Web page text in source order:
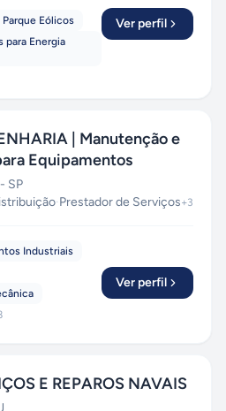
Eólicos
para Energia
Ver perfil
| Manutenção e
Equipamentos
- SP
·Prestador de Serviços+3
Industriais
Ver perfil
E REPAROS NAVAIS